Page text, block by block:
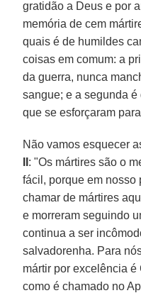
gratidão a Deus e por
memória de cem
quais é de humildes
coisas em comum: a
da guerra, nunca
sangue; e a segunda
que se esforçaram
Não vamos esquecer
: "Os mártires são o
fácil, porque em nosso
chamar de mártires
e morreram seguindo
continua a ser
salvadorenha. Para
mártir por excelência
como é chamado no